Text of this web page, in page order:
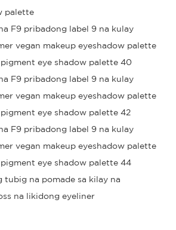
palette
tubig na pomade sa kilay na
na likidong eyeliner